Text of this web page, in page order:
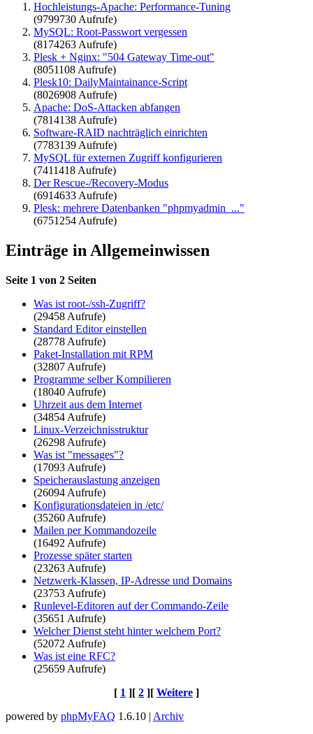
Hochleistungs-Apache: Performance-Tuning
(9799730 Aufrufe)
MySQL: Root-Passwort vergessen
(8174263 Aufrufe)
Plesk + Nginx: "504 Gateway Time-out"
(8051108 Aufrufe)
Plesk10: DailyMaintainance-Script
(8026908 Aufrufe)
Apache: DoS-Attacken abfangen
(7814138 Aufrufe)
Software-RAID nachträglich einrichten
(7783139 Aufrufe)
MySQL für externen Zugriff konfigurieren
(7411418 Aufrufe)
Der Rescue-/Recovery-Modus
(6914633 Aufrufe)
Plesk: mehrere Datenbanken "phpmyadmin_..."
(6751254 Aufrufe)
Einträge in Allgemeinwissen
Seite 1 von 2 Seiten
Was ist root-/ssh-Zugriff?
(29458 Aufrufe)
Standard Editor einstellen
(28778 Aufrufe)
Paket-Installation mit RPM
(32807 Aufrufe)
Programme selber Kompilieren
(18040 Aufrufe)
Uhrzeit aus dem Internet
(34854 Aufrufe)
Linux-Verzeichnisstruktur
(26298 Aufrufe)
Was ist "messages"?
(17093 Aufrufe)
Speicherauslastung anzeigen
(26094 Aufrufe)
Konfigurationsdateien in /etc/
(35260 Aufrufe)
Mailen per Kommandozeile
(16492 Aufrufe)
Prozesse später starten
(23263 Aufrufe)
Netzwerk-Klassen, IP-Adresse und Domains
(23753 Aufrufe)
Runlevel-Editoren auf der Commando-Zeile
(35651 Aufrufe)
Welcher Dienst steht hinter welchem Port?
(52072 Aufrufe)
Was ist eine RFC?
(25659 Aufrufe)
[ 1 ][ 2 ][ Weitere ]
powered by phpMyFAQ 1.6.10 | Archiv